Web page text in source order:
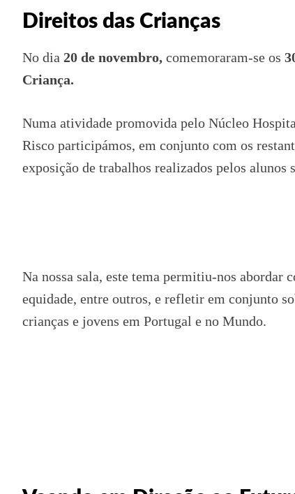
Direitos das Crianças
No dia 20 de novembro, comemoraram-se os
Criança.
Numa atividade promovida pelo Núcleo
Risco participámos, em conjunto com os
exposição de trabalhos realizados pelos alunos
Na nossa sala, este tema permitiu-nos abordar
equidade, entre outros, e refletir em conjunto
crianças e jovens em Portugal e no Mundo.